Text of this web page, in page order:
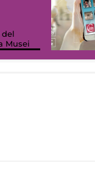
del
Musei